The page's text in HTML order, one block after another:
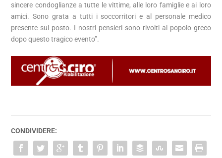
sincere condoglianze a tutte le vittime, alle loro famiglie e ai loro
amici. Sono grata a tutti i soccorritori e al personale medico
presente sul posto. I nostri pensieri sono rivolti al popolo greco
dopo questo tragico evento”.
CONDIVIDERE: